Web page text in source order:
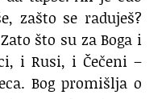
zašto se raduješ?
što su za Boga i
i Rusi, i Čečeni –
Bog promišlja o